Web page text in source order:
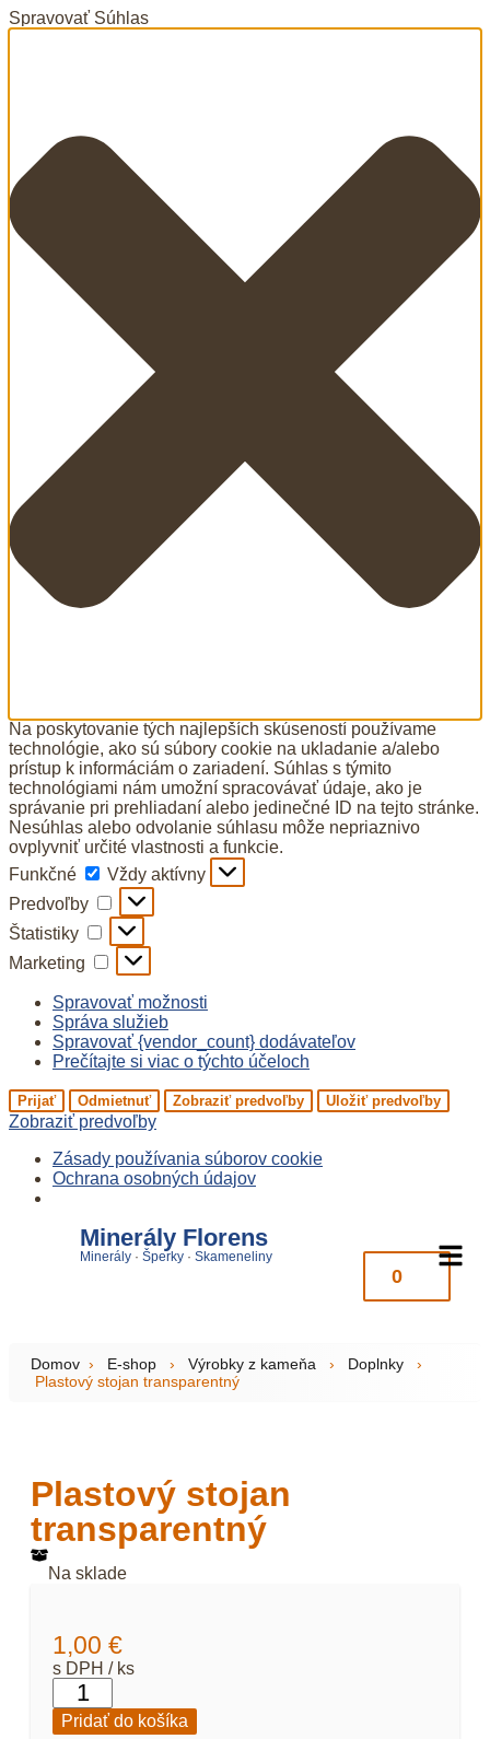
Spravovať Súhlas
Na poskytovanie tých najlepších skúseností používame
technológie, ako sú súbory cookie na ukladanie a/alebo
prístup k informáciám o zariadení. Súhlas s týmito
technológiami nám umožní spracovávať údaje, ako je
správanie pri prehliadaní alebo jedinečné ID na tejto stránke.
Nesúhlas alebo odvolanie súhlasu môže nepriaznivo
ovplyvniť určité vlastnosti a funkcie.
Funkčné
Vždy aktívny
Predvoľby
Štatistiky
Marketing
Spravovať možnosti
Správa služieb
Spravovať {vendor_count} dodávateľov
Prečítajte si viac o týchto účeloch
Prijať Odmietnuť Zobraziť predvoľby Uložiť predvoľby
Zobraziť predvoľby
Zásady používania súborov cookie
Ochrana osobných údajov
Minerály Florens
Minerály· Šperky· Skameneliny
0
Domov › E-shop › Výrobky z kameňa › Doplnky
›
Plastový stojan transparentný
Plastový stojan
transparentný
Na sklade
1,00 €
s DPH / ks
Pridať do košíka